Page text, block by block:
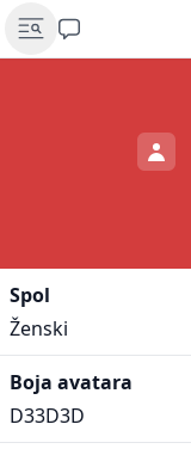
Spol
Ženski
Boja avatara
D33D3D